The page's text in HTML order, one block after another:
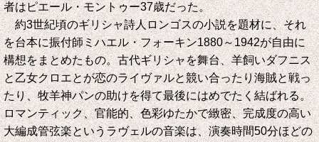
者はピエール・モントゥー37歳だった。
約3世紀頃のギリシャ詩人ロンゴスの小説を題材に、それ
を台本に振付師ミハエル・フォーキン1880～1942が自由に
構想をまとめたもの。古代ギリシャを舞台、羊飼いダフニス
と乙女クロエとが恋のライヴァルと競い合ったり海賊と戦っ
たり、牧羊神パンの助けを得て最後にはめでたく結ばれる。
ロマンティック、官能的、色彩ゆたかで緻密、完成度の高い
大編成管弦楽というラヴェルの音楽は、演奏時間50分ほどの